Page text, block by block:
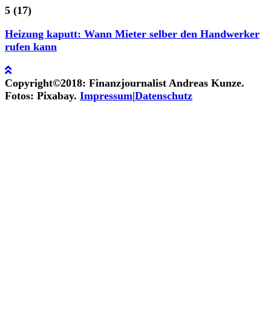
5 (17)
Heizung kaputt: Wann Mieter selber den Handwerker
rufen kann
Copyright©2018: Finanzjournalist Andreas Kunze.
Fotos: Pixabay. Impressum|Datenschutz